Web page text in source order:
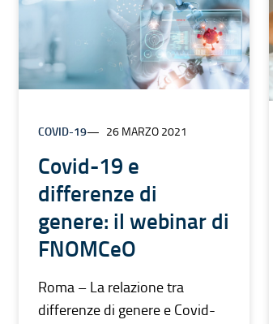
COVID-19 26 MARZO 2021
Covid-19 e
differenze di
genere: il webinar di
FNOMCeO
Roma – La relazione tra
differenze di genere e Covid-